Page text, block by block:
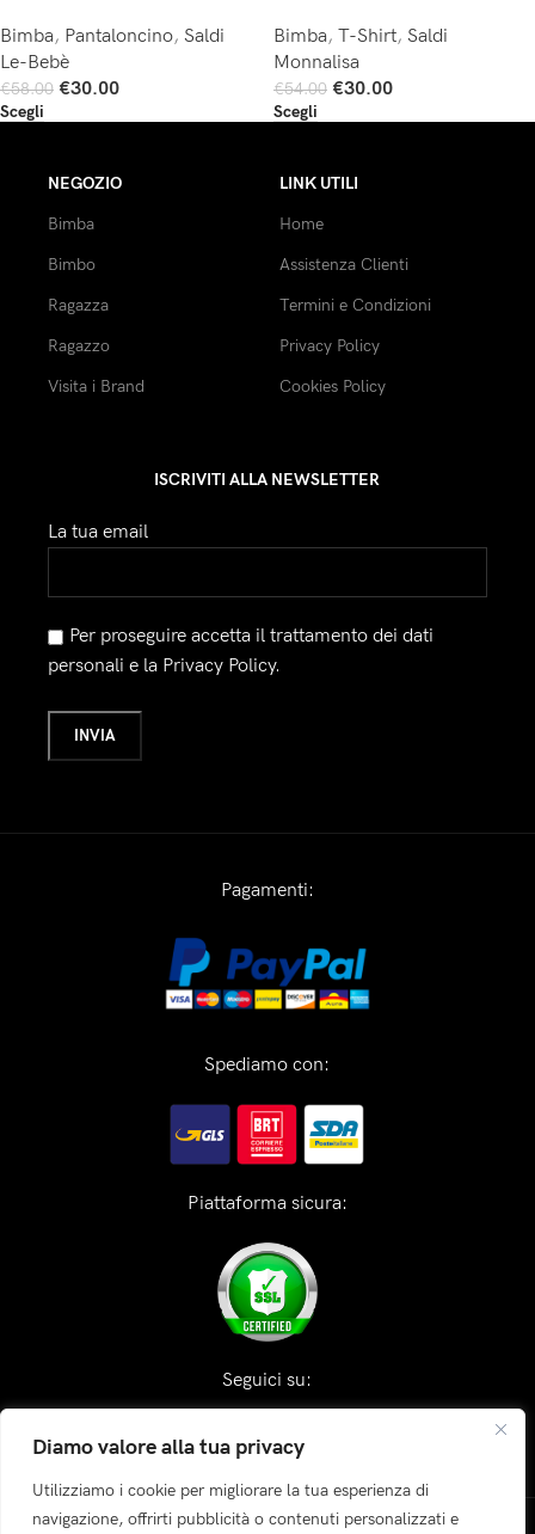
Diamo valore alla tua privacy
Utilizziamo i cookie per migliorare la tua esperienza di
navigazione, offrirti pubblicità o contenuti personalizzati e
Bimba, Pantaloncino, Saldi
Le-Bebè
€58.00 €30.00
Scegli
Bimba, T-Shirt, Saldi
Monnalisa
€54.00 €30.00
Scegli
NEGOZIO
Bimba
Bimbo
Ragazza
Ragazzo
Visita i Brand
LINK UTILI
Home
Assistenza Clienti
Termini e Condizioni
Privacy Policy
Cookies Policy
ISCRIVITI ALLA NEWSLETTER
La tua email
Per proseguire accetta il trattamento dei dati
personali e la Privacy Policy.
Pagamenti:
Spediamo con:
Piattaforma sicura:
Seguici su: